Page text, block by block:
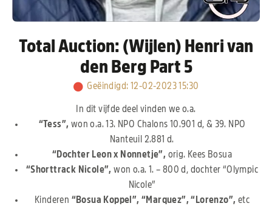
Total Auction: (Wijlen) Henri van
den Berg Part 5
Geëindigd: 12-02-2023 15:30
In dit vijfde deel vinden we o.a.
“Tess”, won o.a. 13. NPO Chalons 10.901 d, & 39. NPO
Nanteuil 2.881 d.
“Dochter Leon x Nonnetje”, orig. Kees Bosua
“Shorttrack Nicole”, won o.a. 1. – 800 d, dochter “Olympic
Nicole”
Kinderen “Bosua Koppel”, “Marquez”, “Lorenzo”, etc